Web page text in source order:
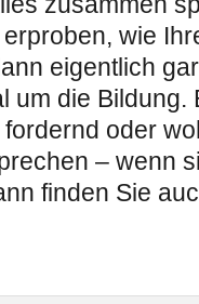
wie
eigentlich
um die Bildung.
oder
– wenn
finden Sie